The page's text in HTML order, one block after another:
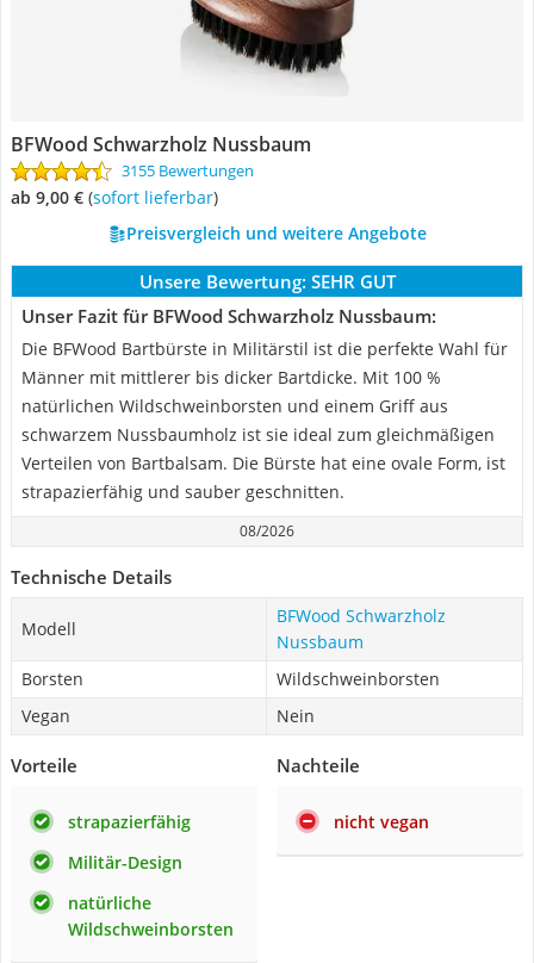
BFWood Schwarzholz Nussbaum
3155 Bewertungen
ab 9,00 € ( Sofort lieferbar)
Preisvergleich und weitere Angebote
Unsere Bewertung: SEHR GUT
Unser Fazit für BFWood Schwarzholz Nussbaum:
Die BFWood Bartbürste in Militärstil ist die perfekte Wahl für
Männer mit mittlerer bis dicker Bartdicke. Mit 100 %
natürlichen Wildschweinborsten und einem Griff aus
schwarzem Nussbaumholz ist sie ideal zum gleichmäßigen
Verteilen von Bartbalsam. Die Bürste hat eine ovale Form, ist
strapazierfähig und sauber geschnitten.
08/2026
Technische Details
Modell
BFWood Schwarzholz
Nussbaum
Borsten
Wildschweinborsten
Vegan
Nein
Vorteile
strapazierfähig
Militär-Design
natürliche
Wildschweinborsten
Nachteile
nicht vegan